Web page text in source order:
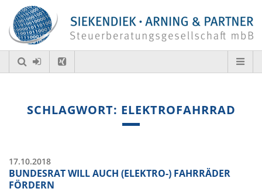
SCHLAGWORT: ELEKTROFAHRRAD
17.10.2018
BUNDESRAT WILL AUCH (ELEKTRO-) FAHRRÄDER
FÖRDERN